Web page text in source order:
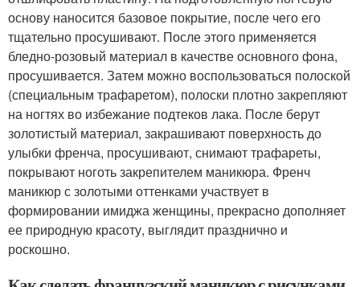
основу наносится базовое покрытие, после чего его
тщательно просушивают. После этого применяется
бледно-розовый материал в качестве основного фона,
просушивается. Затем можно воспользоваться полоской
(специальным трафаретом), полоски плотно закрепляют
на ногтях во избежание подтеков лака. После берут
золотистый материал, закрашивают поверхность до
улыбки френча, просушивают, снимают трафареты,
покрывают ноготь закрепителем маникюра. Френч
маникюр с золотыми оттенками участвует в
формировании имиджа женщины, прекрасно дополняет
ее природную красоту, выглядит празднично и
роскошно.